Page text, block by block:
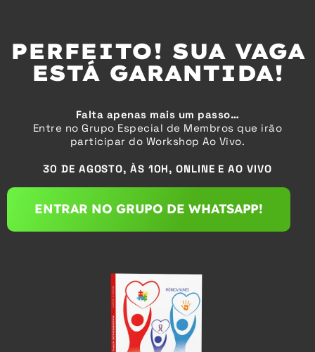
PERFEITO! SUA VAGA
ESTÁ GARANTIDA!
Falta apenas mais um passo…
Entre no Grupo Especial de Membros que irão
participar do Workshop Ao Vivo.
30 DE AGOSTO, ÀS 10H, ONLINE E AO VIVO
ENTRAR NO GRUPO DE WHATSAPP!